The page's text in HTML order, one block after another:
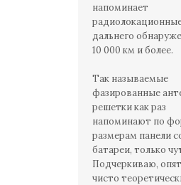
напоминает
дальнего
10 000 км и более.
Так называемые
фазированные
решетки как раз
напоминают по
размерам панели
батареи, только
Подчеркиваю,
чисто